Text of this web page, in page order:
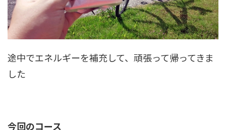
途中でエネルギーを補充して、頑張って帰ってきま
した
今回のコース